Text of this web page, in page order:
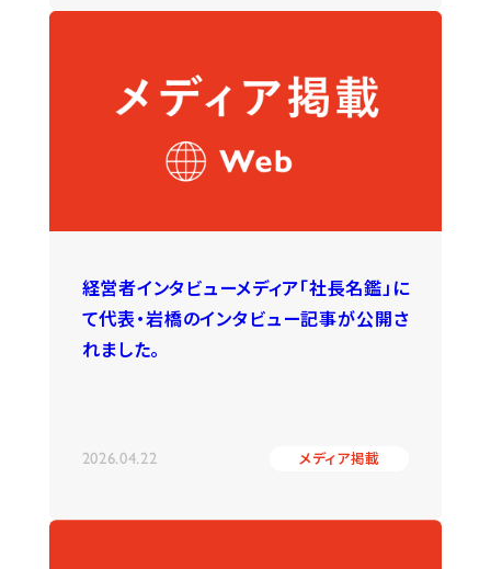
経営者インタビューメディア「社長名鑑」に
て代表・岩橋のインタビュー記事が公開さ
れました。
2026.04.22 メディア掲載